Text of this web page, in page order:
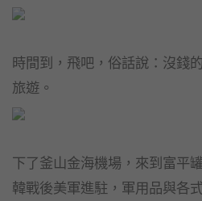
時間到，飛吧，俗話說：沒錢
旅遊。
下了釜山金海機場，來到富平
韓戰後美軍進駐，軍用品與各